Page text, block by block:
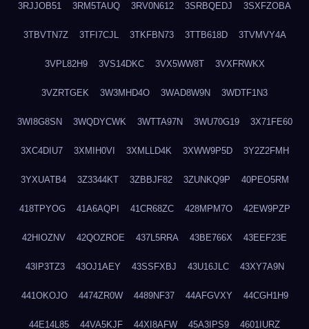
3RJJOB51 3RM5TAUQ 3RV0N612 3SRBQEDJ 3SXFZOBA
3TBVTN7Z 3TFI7CJL 3TKFBN73 3TTB618D 3TVMVY4A
3VPL82H9 3VS14DKC 3VX5WW8T 3VXFRWKX
3VZRTGEK 3W3MHD4O 3WAD8W9N 3WDTF1N3
3WI8G8SN 3WQDYCWK 3WTTA97N 3WU70G19 3X71FE60
3XC4DIU7 3XMIH0VI 3XMLLD4K 3XWW9P5D 3Y2Z2FMH
3YXUATB4 3Z3344KT 3ZBBJF82 3ZUNKQ9P 40PEO5RM
418TPYOG 41A6AQPI 41CR68ZC 428MPM7O 42EW9PZP
42HIOZNV 42QOZROE 437L5RRA 43BE766X 43EEF23E
43IP3TZ3 43OJ1AEY 43SSFXBJ 43U16JLC 43XY7A9N
441OKOJO 4474ZR0W 4489NF37 44AFGVXY 44CGH1H9
44E14L85 44VA5KJF 44XI8AFW 45A3IPS9 4601IURZ